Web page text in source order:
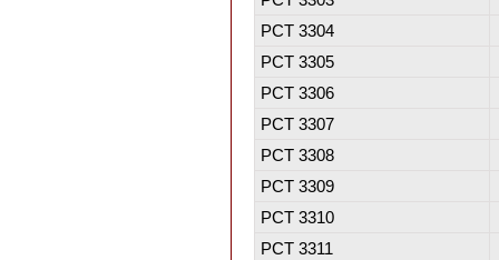
PCT 3304
PCT 3305
PCT 3306
PCT 3307
PCT 3308
PCT 3309
PCT 3310
PCT 3311